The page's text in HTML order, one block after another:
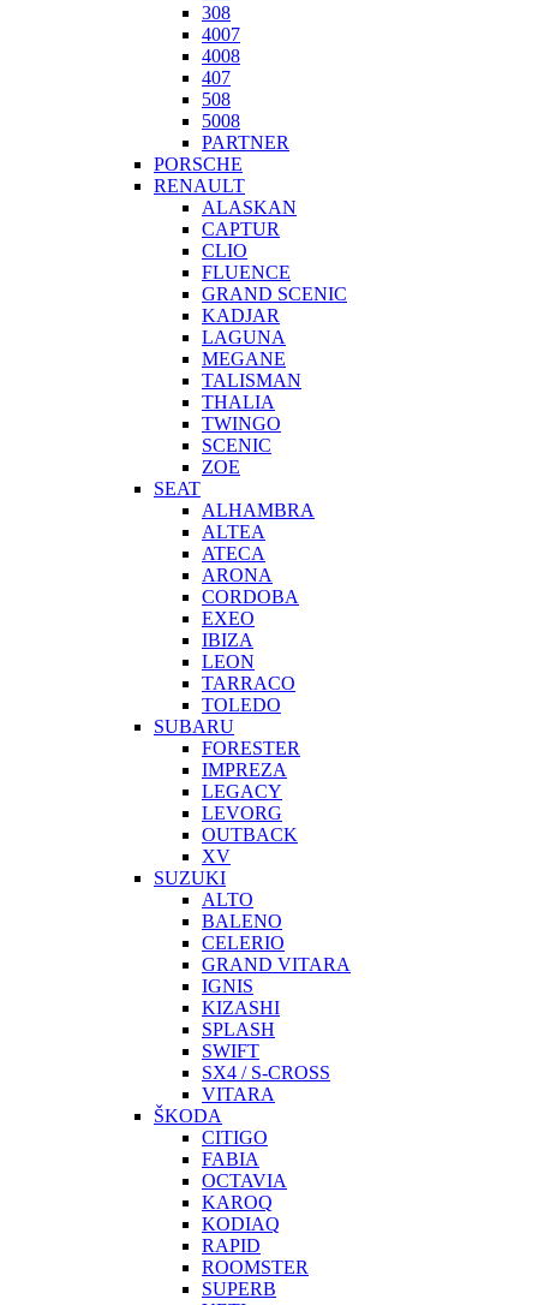
308
4007
4008
407
508
5008
PARTNER
PORSCHE
RENAULT
ALASKAN
CAPTUR
CLIO
FLUENCE
GRAND SCENIC
KADJAR
LAGUNA
MEGANE
TALISMAN
THALIA
TWINGO
SCENIC
ZOE
SEAT
ALHAMBRA
ALTEA
ATECA
ARONA
CORDOBA
EXEO
IBIZA
LEON
TARRACO
TOLEDO
SUBARU
FORESTER
IMPREZA
LEGACY
LEVORG
OUTBACK
XV
SUZUKI
ALTO
BALENO
CELERIO
GRAND VITARA
IGNIS
KIZASHI
SPLASH
SWIFT
SX4 / S-CROSS
VITARA
ŠKODA
CITIGO
FABIA
OCTAVIA
KAROQ
KODIAQ
RAPID
ROOMSTER
SUPERB